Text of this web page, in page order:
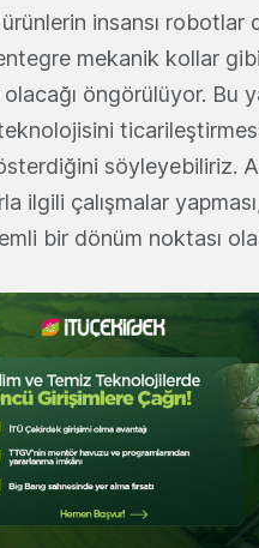
insansı robotlar
mekanik kollar
öngörülüyor. Bu
söyleyebiliriz.
ilgili çalışmalar
bir dönüm noktası